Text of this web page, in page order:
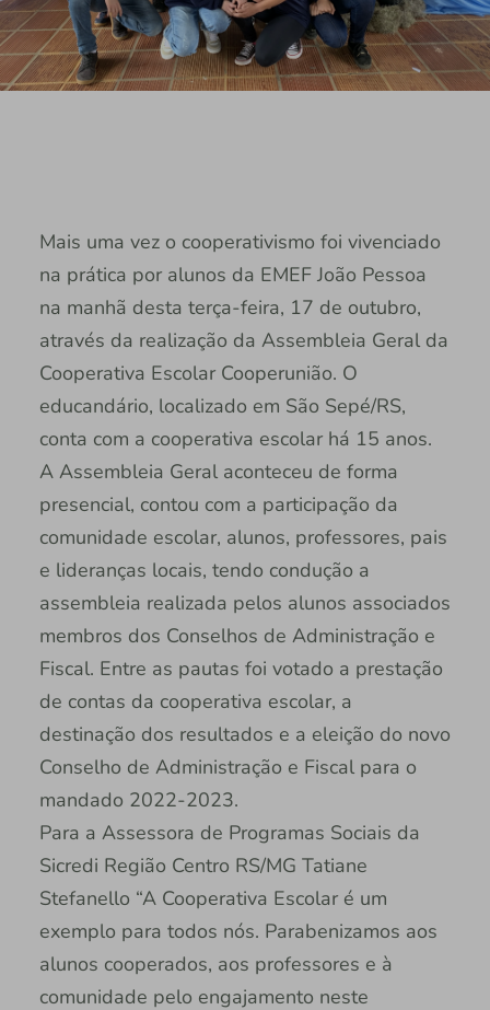
Mais uma vez o cooperativismo foi vivenciado
na prática por alunos da EMEF João Pessoa
na manhã desta terça-feira, 17 de outubro,
através da realização da Assembleia Geral da
Cooperativa Escolar Cooperunião. O
educandário, localizado em São Sepé/RS,
conta com a cooperativa escolar há 15 anos.
A Assembleia Geral aconteceu de forma
presencial, contou com a participação da
comunidade escolar, alunos, professores, pais
e lideranças locais, tendo condução a
assembleia realizada pelos alunos associados
membros dos Conselhos de Administração e
Fiscal. Entre as pautas foi votado a prestação
de contas da cooperativa escolar, a
destinação dos resultados e a eleição do novo
Conselho de Administração e Fiscal para o
mandado 2022-2023.
Para a Assessora de Programas Sociais da
Sicredi Região Centro RS/MG Tatiane
Stefanello “A Cooperativa Escolar é um
exemplo para todos nós. Parabenizamos aos
alunos cooperados, aos professores e à
comunidade pelo engajamento neste